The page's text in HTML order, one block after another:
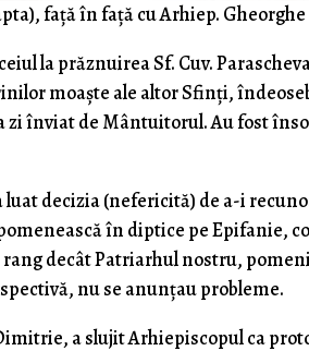
față în față cu Arhiep.
la prăznuirea Sf. Cuv.
moaște ale altor Sfinți,
zi înviat de Mântuitorul. Au fost
luat decizia (nefericită) de a-i
în diptice pe Epifanie,
decât Patriarhul nostru,
nu se anunțau probleme.
a slujit Arhiepiscopul ca